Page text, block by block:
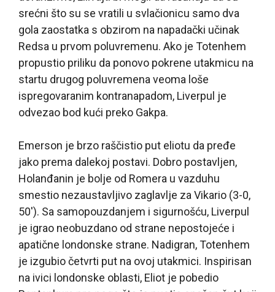
srećni što su se vratili u svlačionicu samo dva
gola zaostatka s obzirom na napadački učinak
Redsa u prvom poluvremenu. Ako je Totenhem
propustio priliku da ponovo pokrene utakmicu na
startu drugog poluvremena veoma loše
ispregovaranim kontranapadom, Liverpul je
odvezao bod kući preko Gakpa.
Emerson je brzo raščistio put eliotu da pređe
jako prema dalekoj postavi. Dobro postavljen,
Holanđanin je bolje od Romera u vazduhu
smestio nezaustavljivo zaglavlje za Vikario (3-0,
50′). Sa samopouzdanjem i sigurnošću, Liverpul
je igrao neobuzdano od strane nepostojeće i
apatične londonske strane. Nadigran, Totenhem
je izgubio četvrti put na ovoj utakmici. Inspirisan
na ivici londonske oblasti, Eliot je pobedio